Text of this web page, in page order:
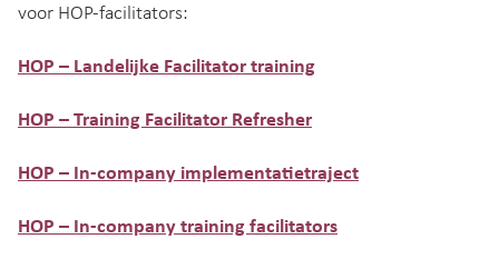
voor HOP-facilitators:
HOP – Landelijke Facilitator training
HOP – Training Facilitator Refresher
HOP – In-company implementatietraject
HOP – In-company training facilitators